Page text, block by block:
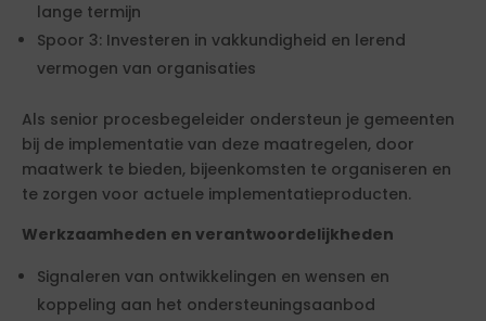
lange termijn
Spoor 3: Investeren in vakkundigheid en lerend
vermogen van organisaties
Als senior procesbegeleider ondersteun je gemeenten
bij de implementatie van deze maatregelen, door
maatwerk te bieden, bijeenkomsten te organiseren en
te zorgen voor actuele implementatieproducten.
Werkzaamheden en verantwoordelijkheden
Signaleren van ontwikkelingen en wensen en
koppeling aan het ondersteuningsaanbod